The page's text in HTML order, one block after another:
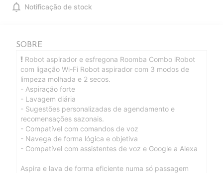
notifications Notificação de stock
SOBRE
Robot aspirador e esfregona Roomba Combo iRobot
com ligação Wi-Fi Robot aspirador com 3 modos de
limpeza molhada e 2 secos.
- Aspiração forte
- Lavagem diária
- Sugestões personalizadas de agendamento e
recomensações sazonais.
- Compatível com comandos de voz
- Navega de forma lógica e objetiva
- Compatível com assistentes de voz e Google a Alexa
Aspira e lava de forma eficiente numa só passagem